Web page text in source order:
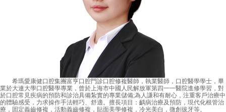
希瑪愛康健口腔集團富亨口腔門診口腔修複醫師，執業醫師，口腔醫學學士，畢
業於大連大學口腔醫學專業，曾於上海市中國人民解放軍第四一一醫院進修學習，對
於口腔常見疾病的預防和診治具備紮實的專業儲備;為人謙和有耐心，注重客戶治療中
的體驗感受，力求操作手法輕巧、舒適。擅長項目：齲病治療及預防，現代化根管治
療，固定義齒修複，活動義齒修複，貼面美學修複，冷光美白，微創拔牙等。